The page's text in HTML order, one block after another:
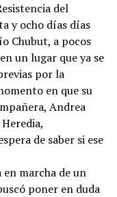
del
y ocho días días
Chubut, a pocos
un lugar que ya se
por la
en que su
Andrea
de saber si ese
marcha de un
poner en duda